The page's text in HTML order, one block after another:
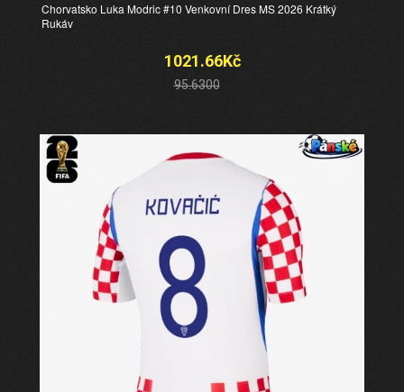
Chorvatsko Luka Modric #10 Venkovní Dres MS 2026 Krátký
Rukáv
1021.66Kč
95.6300